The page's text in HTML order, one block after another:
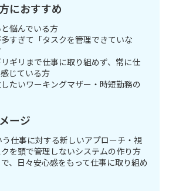
におすすめ
悩んでいる方
すぎて「タスクを管理できていな
ギリまで仕事に取り組めず、常に仕
じている方
たいワーキングマザー・時短勤務の
ージ
う仕事に対する新しいアプローチ・視
を頭で管理しないシステムの作り方
、日々安心感をもって仕事に取り組め